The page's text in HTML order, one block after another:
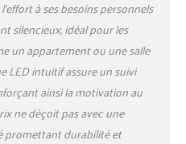
à ses besoins personnels
silencieux, idéal pour les
un appartement ou une salle
LED intuitif assure un suivi
ainsi la motivation au
ne déçoit pas avec une
promettant durabilité et